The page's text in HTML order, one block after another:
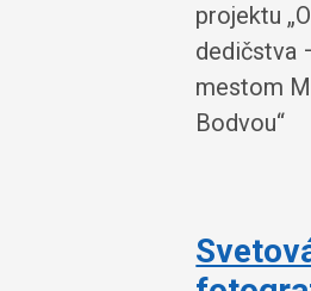
projektu
dedičstva
mestom
Bodvou“